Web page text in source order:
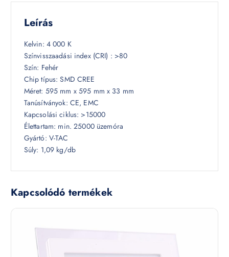
Leírás
Kelvin: 4 000 K
Színvisszaadási index (CRI) : >80
Szín: Fehér
Chip típus: SMD CREE
Méret: 595 mm x 595 mm x 33 mm
Tanúsítványok: CE, EMC
Kapcsolási ciklus: >15000
Élettartam: min. 25000 üzemóra
Gyártó: V-TAC
Súly: 1,09 kg/db
Kapcsolódó termékek